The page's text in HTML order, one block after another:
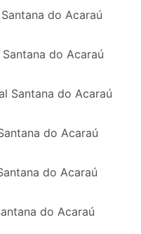
do Acaraú
do Acaraú
Santana do Acaraú
do Acaraú
do Acaraú
do Acaraú